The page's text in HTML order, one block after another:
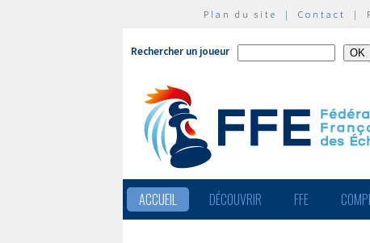
Plan du site | Contact |
Rechercher un joueur
ACCUEIL DÉCOUVRIR FFE